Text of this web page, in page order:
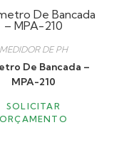
MEDIDOR DE PH
De Bancada –
MPA-210
SOLICITAR
ORÇAMENTO